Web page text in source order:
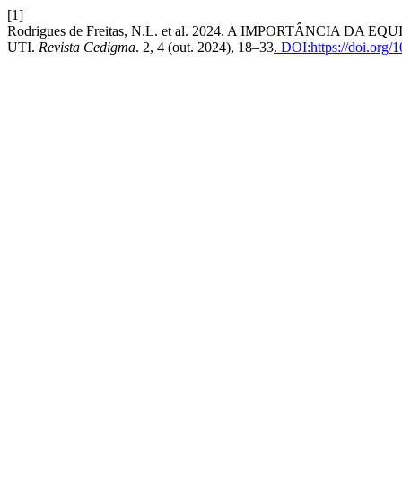
[1]
Rodrigues de Freitas, N.L. et al. 2024. A IMPORTÂNCIA DA
UTI. Revista Cedigma. 2, 4 (out. 2024), 18–33. DOI:https://doi.org/